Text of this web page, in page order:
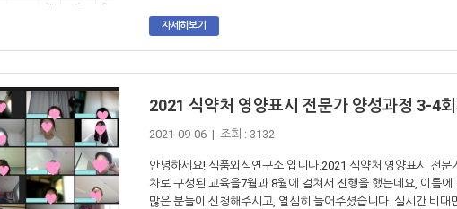
자세히보기
2021 식약처 영양표시 전문가 양성과정 3-4
2021-09-06 | 조회 : 3132
안녕하세요! 식품외식연구소 입니다.2021 식약처 영양표시 전
차로 구성된 교육을7월과 8월에 걸쳐서 진행을 했는데요, 이틀
많은 분들이 신청해주시고, 열심히 들어주셨습니다. 실시간 비